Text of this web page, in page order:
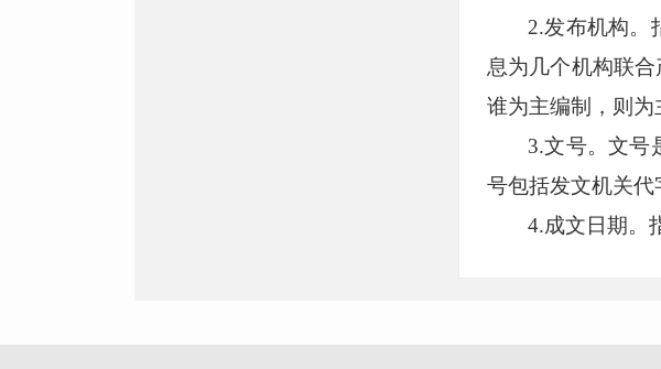
2.发布机构。
息为几个机构联
谁为主编制，则为
3.文号。文号
号包括发文机关代
4.成文日期。